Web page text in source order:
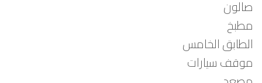
صالون
مطبخ
الطابق الخامس
موقف سيارات